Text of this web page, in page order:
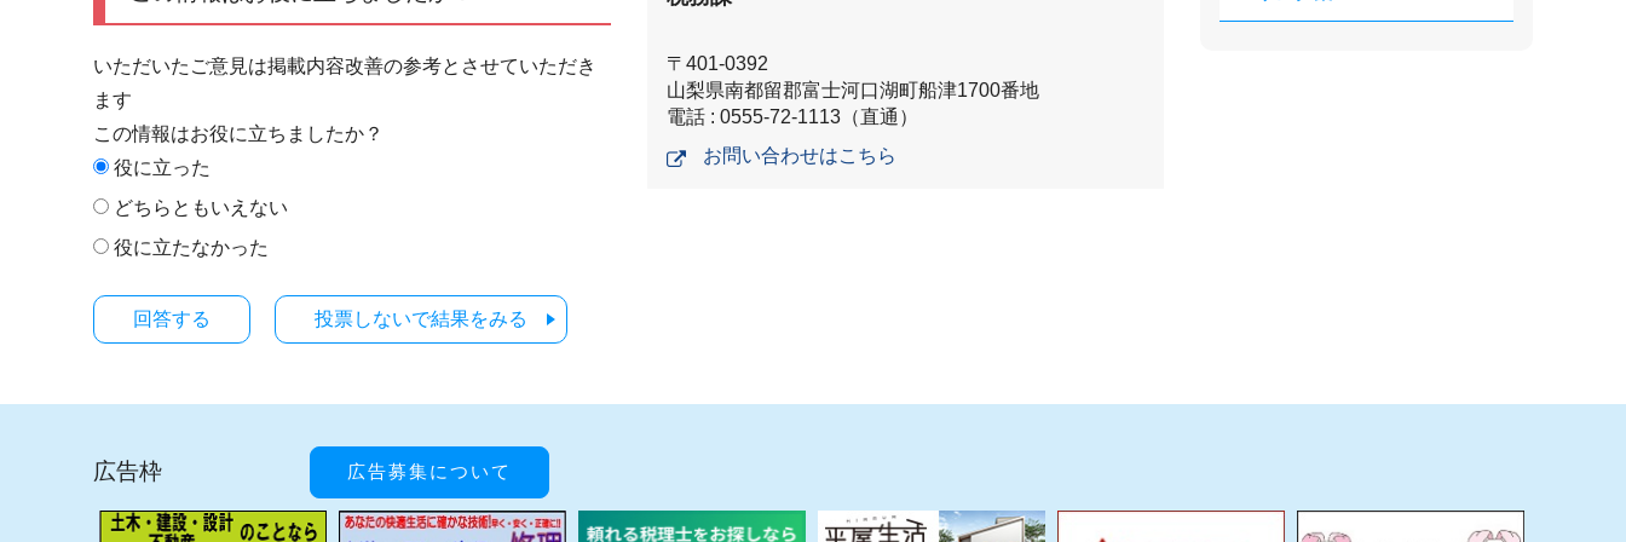
いただいたご意見は掲載内容改善の参考とさせていただき
ます
この情報はお役に立ちましたか？
役に立った
どちらともいえない
役に立たなかった
投票しないで結果をみる
〒401-0392
山梨県南都留郡富士河口湖町船津1700番地
電話 : 0555-72-1113（直通）
お問い合わせはこちら
広告枠 広告募集について